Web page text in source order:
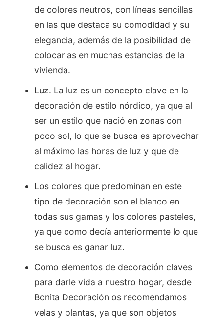
de colores neutros, con líneas sencillas
en las que destaca su comodidad y su
elegancia, además de la posibilidad de
colocarlas en muchas estancias de la
vivienda.
Luz. La luz es un concepto clave en la
decoración de estilo nórdico, ya que al
ser un estilo que nació en zonas con
poco sol, lo que se busca es aprovechar
al máximo las horas de luz y que de
calidez al hogar.
Los colores que predominan en este
tipo de decoración son el blanco en
todas sus gamas y los colores pasteles,
ya que como decía anteriormente lo que
se busca es ganar luz.
Como elementos de decoración claves
para darle vida a nuestro hogar, desde
Bonita Decoración os recomendamos
velas y plantas, ya que son objetos